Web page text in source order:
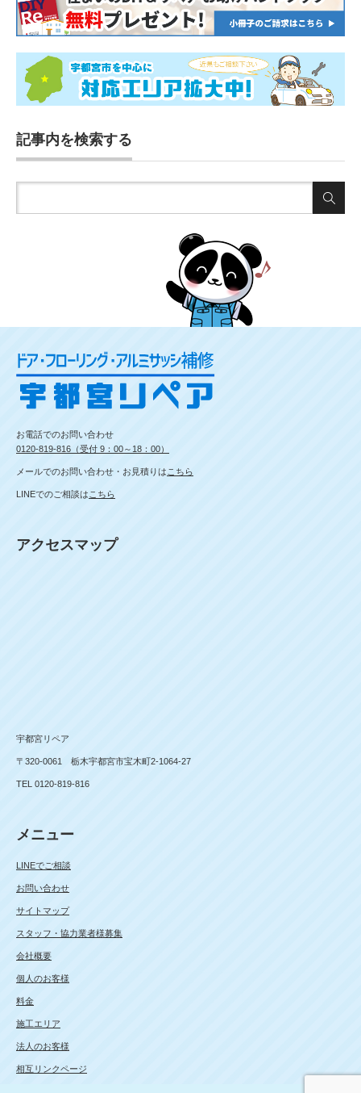
記事内を検索する
お電話でのお問い合わせ
0120-819-816（受付 9：00～18：00）
メールでのお問い合わせ・お見積りは こちら
LINEでのご相談は こちら
アクセスマップ
宇都宮リペア
〒320-0061 栃木宇都宮市宝木町2-1064-27
TEL 0120-819-816
メニュー
LINEでご相談
お問い合わせ
サイトマップ
スタッフ・協力業者様募集
会社概要
個人のお客様
料金
施工エリア
法人のお客様
相互リンクページ